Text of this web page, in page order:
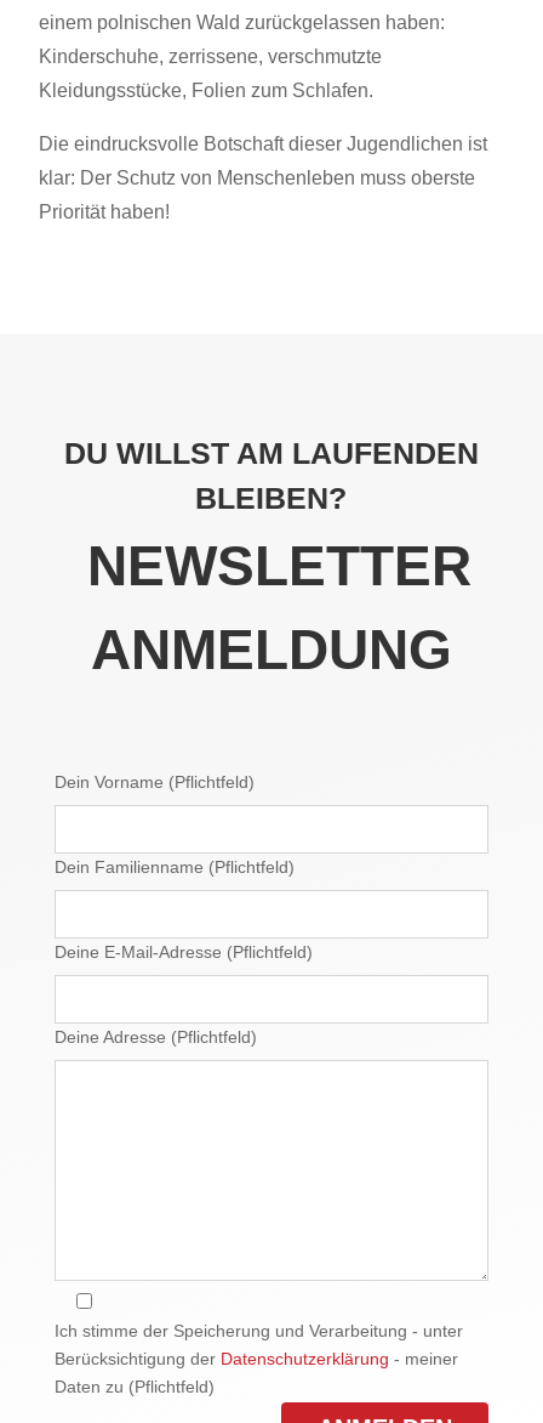
einem polnischen Wald zurückgelassen haben:
Kinderschuhe, zerrissene, verschmutzte
Kleidungsstücke, Folien zum Schlafen.
Die eindrucksvolle Botschaft dieser Jugendlichen ist
klar: Der Schutz von Menschenleben muss oberste
Priorität haben!
DU WILLST AM LAUFENDEN
BLEIBEN?
NEWSLETTER
ANMELDUNG
Dein Vorname (Pflichtfeld)
Dein Familienname (Pflichtfeld)
Deine E-Mail-Adresse (Pflichtfeld)
Deine Adresse (Pflichtfeld)
Ich stimme der Speicherung und Verarbeitung - unter
Berücksichtigung der Datenschutzerklärung - meiner
Daten zu (Pflichtfeld)